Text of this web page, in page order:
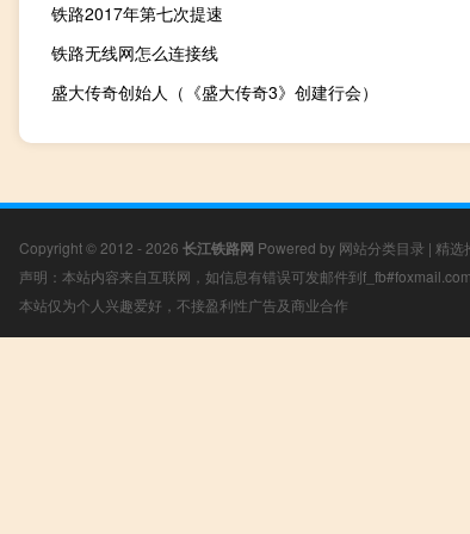
铁路2017年第七次提速
铁路无线网怎么连接线
盛大传奇创始人（《盛大传奇3》创建行会）
Copyright © 2012 - 2026 长江铁路网 Powered by 网站分类目录 | 精选
声明：本站内容来自互联网，如信息有错误可发邮件到
本站仅为个人兴趣爱好，不接盈利性广告及商业合作